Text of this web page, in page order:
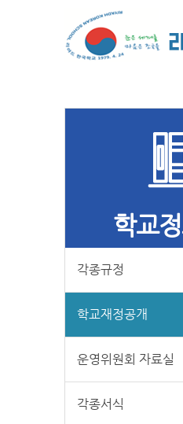
학교
각종규정
학교재정공개
운영위원회 자료실
각종서식